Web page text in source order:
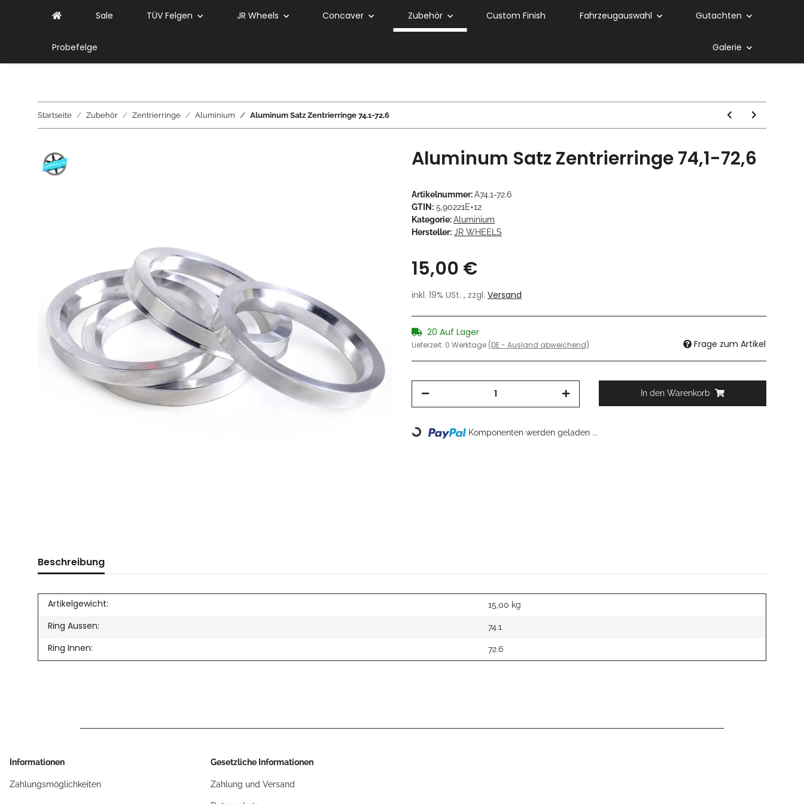
Sale TÜV Felgen JR Wheels Concaver Zubehör Custom Finish Fahrzeugauswahl Gutachten
Probefelge Galerie
Startseite Zubehör Zentrierringe Aluminium Aluminum Satz Zentrierringe 74,1-72,6
Aluminum Satz Zentrierringe 74,1-72,6
Artikelnummer:A74.1-72.6
GTIN: 5,90221E+12
Kategorie:Aluminium
Hersteller: JR WHEELS
15,00 €
inkl. 19% USt. , zzgl. Versand
20 Auf Lager
Lieferzeit: 0 Werktage (DE - Ausland abweichend) Frage zum Artikel
In den Warenkorb
Loading... Komponenten werden geladen ...
Beschreibung
Artikelgewicht: 15,00 kg
Ring Aussen: 74.1
Ring Innen: 72.6
Informationen
Zahlungsmöglichkeiten
Gesetzliche Informationen
Zahlung und Versand